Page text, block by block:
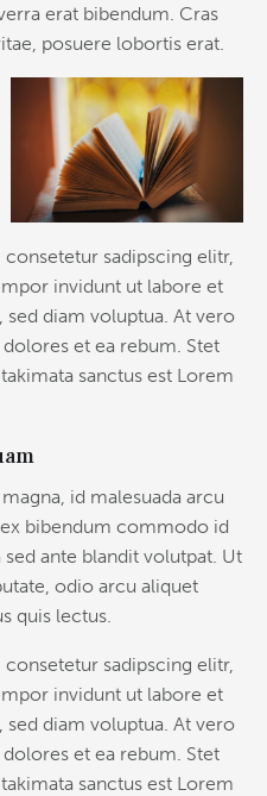
erat bibendum. Cras
posuere lobortis erat.
sadipscing elitr,
invidunt ut labore et
diam voluptua. At vero
et ea rebum. Stet
sanctus est Lorem
id malesuada arcu
bibendum commodo id
ante blandit volutpat. Ut
odio arcu aliquet
quis lectus.
sadipscing elitr,
invidunt ut labore et
diam voluptua. At vero
et ea rebum. Stet
sanctus est Lorem